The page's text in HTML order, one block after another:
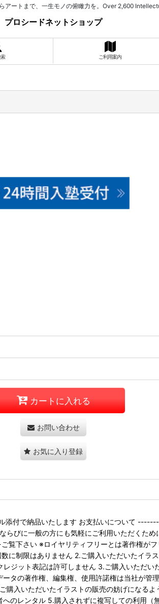
アートまで、一生モノの俯瞰力を。Over 2,600
プロシードネットショップ
ご利用案内
カートに入れる
お問い合わせ
お気に入り登録
付で納品いたします お支払いについて
一般の方にも気軽にご利用いただくため
覧下さい ※ロイヤリティフリーとは著作権
に制限はありません 2.ご購入いただいたイラ
ット表記は許可しません 3.ご購入いただい
タの著作権、編集権、使用許諾権は当社が
入いただいたイラストの販売の妨げになる
のレンタル 5.購入されずに複写しての利用